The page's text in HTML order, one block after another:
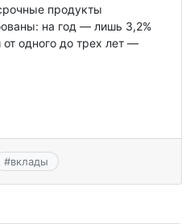
продукты
на год — лишь 3,2%
одного до трех лет —
#вклады